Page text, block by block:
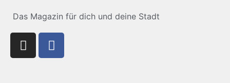
Das Magazin für dich und deine Stadt